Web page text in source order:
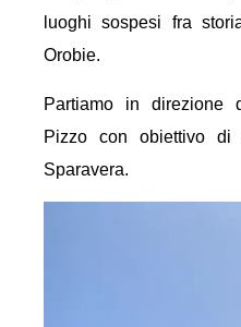
luoghi sospesi fra
Orobie.
Partiamo in direzione
Pizzo con obiettivo
Sparavera.